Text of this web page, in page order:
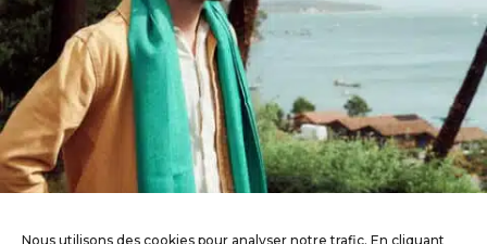
Nous utilisons des cookies pour analyser notre trafic. En cliquant